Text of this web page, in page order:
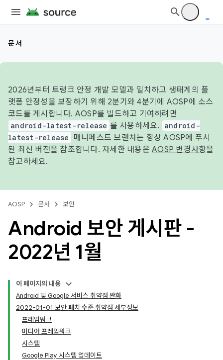
문서
2026년부터 트렁크 안정 개발 모델과 일치하고 생태계의 플
랫폼 안정성을 보장하기 위해 2분기와 4분기에 AOSP에 소스
코드를 게시합니다. AOSP를 빌드하고 기여하려면
android-latest-release 를 사용하세요.
android-
latest-release
매니페스트 브랜치는 항상 AOSP에 푸시
된 최신 버전을 참조합니다. 자세한 내용은 AOSP 변경사항을
참고하세요.
AOSP 문서 보안
Android 보안 게시판 -
2022년 1월
이 페이지의 내용
Android 및 Google 서비스 취약점 완화
2022-01-01 보안 패치 수준 취약점 세부정보
프레임워크
미디어 프레임워크
시스템
Google Play 시스템 업데이트